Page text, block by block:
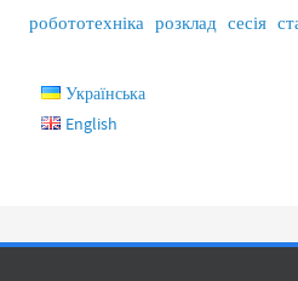
робототехніка розклад сесія
Українська
English